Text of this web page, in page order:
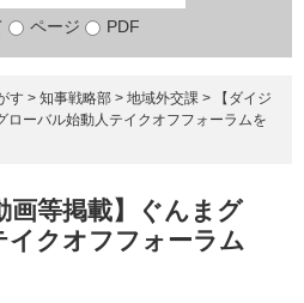
検
象
ページ PDF
す > 知事戦略部 > 地域外交課 >
【ダイジ
ローバル始動人テイクオフフォーラムを
画等掲載】ぐんまグ
イクオフフォーラム